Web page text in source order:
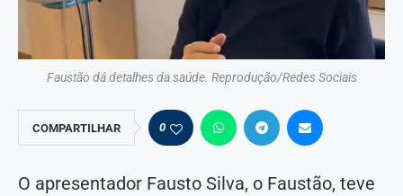
Faustão dá detalhes da saúde. Reprodução/Redes Sociais
COMPARTILHAR 0
O apresentador Fausto Silva, o Faustão, teve